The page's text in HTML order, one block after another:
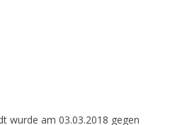
wurde am 03.03.2018 gegen